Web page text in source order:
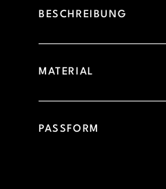
BESCHREIBUNG
MATERIAL
PASSFORM